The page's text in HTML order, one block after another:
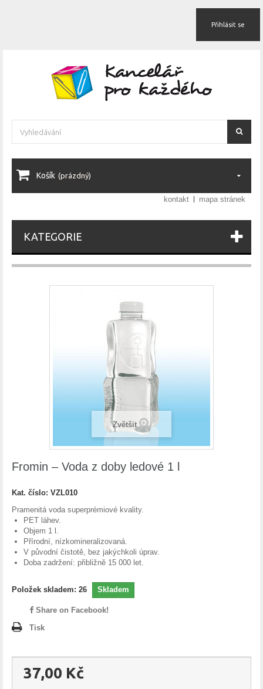
Přihlásit se
Košík (prázdný)
kontakt mapa stránek
KATEGORIE
Zvětšit
Fromin – Voda z doby ledové 1 l
Kat. číslo: VZL010
Pramenitá voda superprémiové kvality.
PET láhev.
Objem 1 l.
Přírodní, nízkomineralizovaná.
V původní čistotě, bez jakýchkoli úprav.
Doba zadržení: přibližně 15 000 let.
Položek skladem: 26 Skladem
Share on Facebook!
Tisk
37,00 Kč